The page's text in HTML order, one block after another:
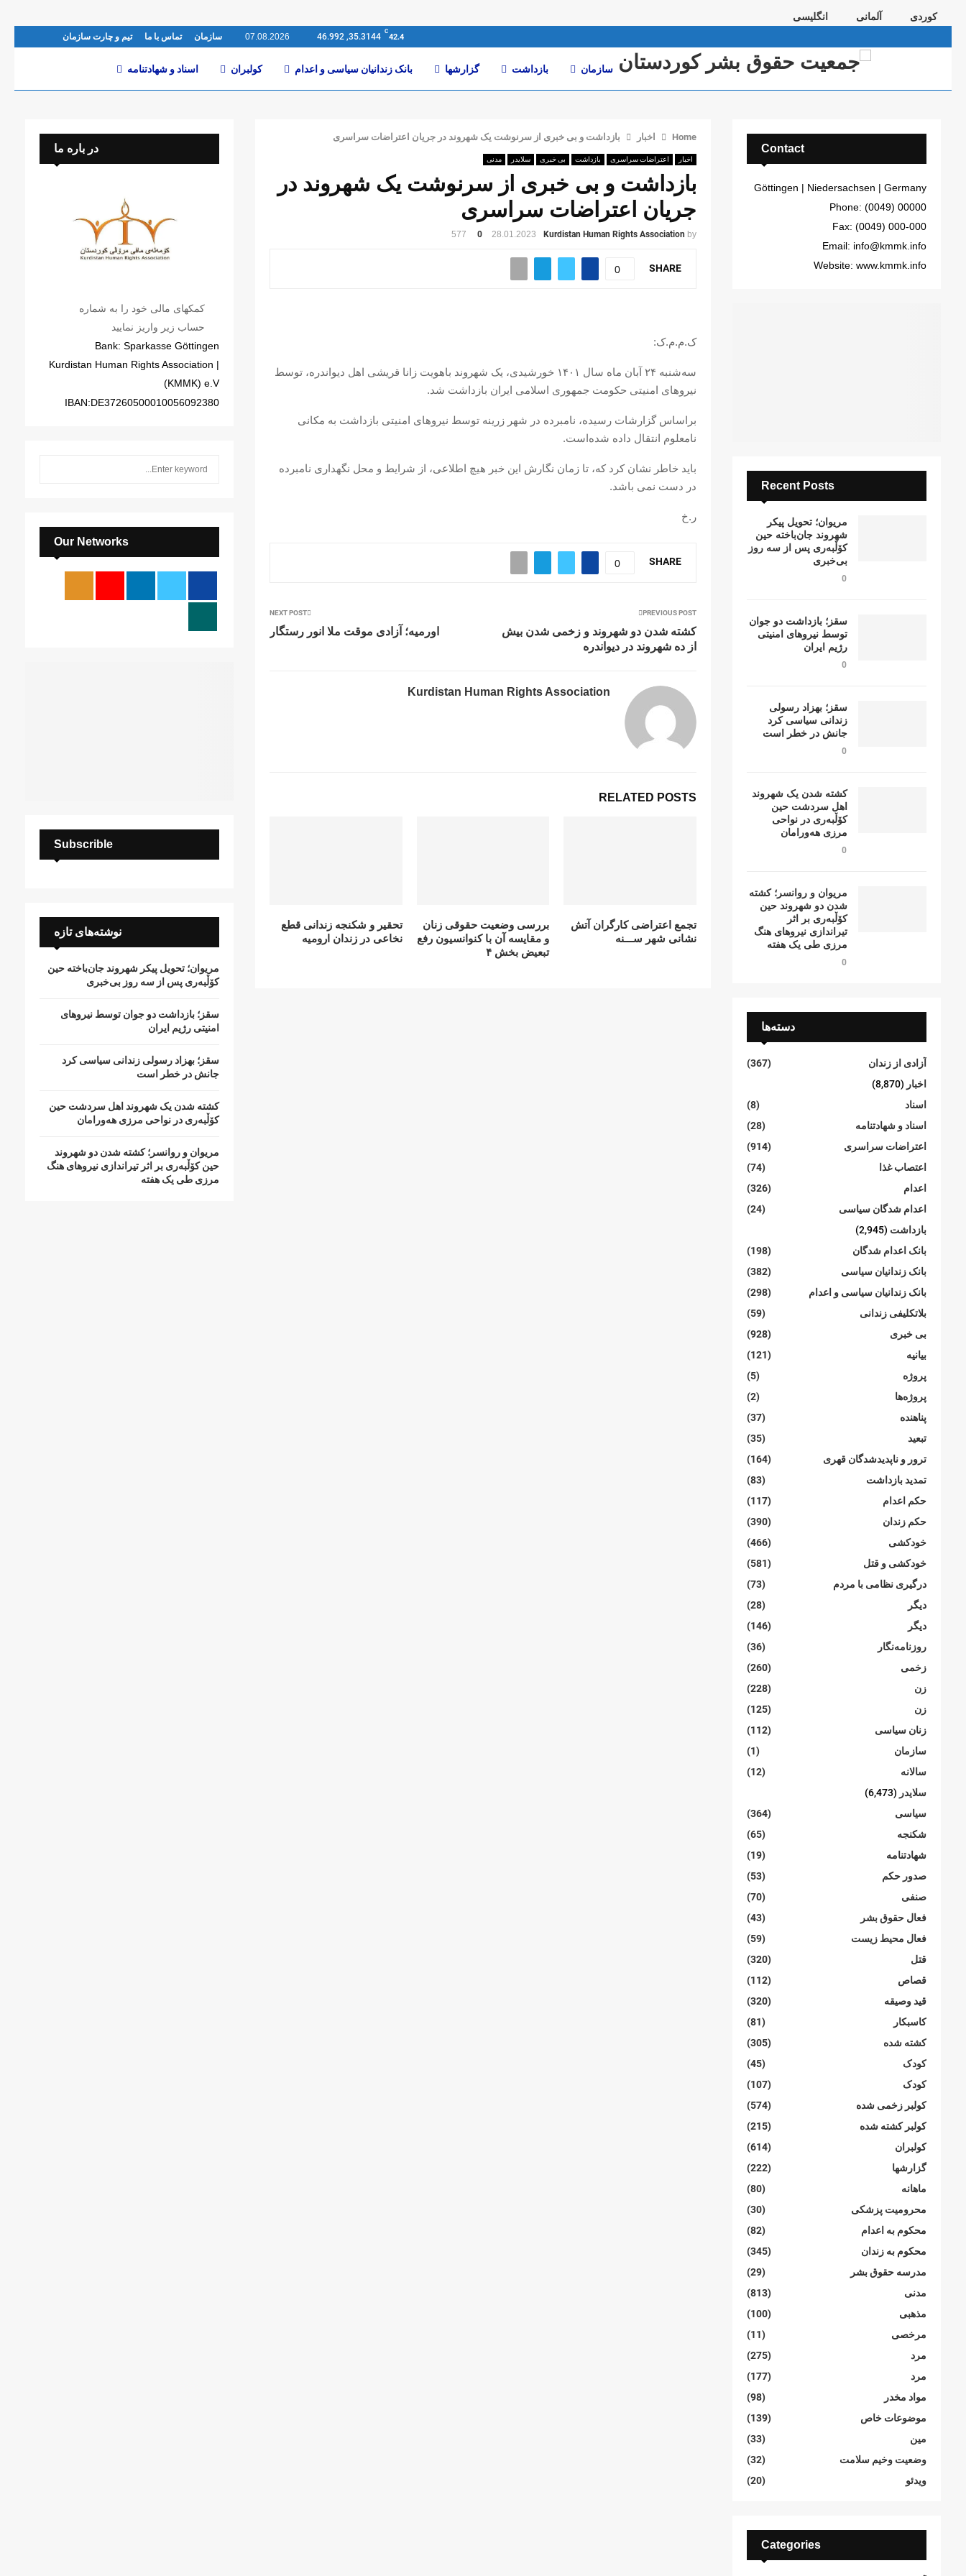
کوردی آلمانی
انگلیسی
42.4
C
35.3144, 46.992
07.08.2026 سازمان تماس با ما تیم و چارت سازمان
سازمان بازداشت گزارشها بانک زندانیان سیاسی و اعدام کولبران اسناد و شهادتنامە
Home اخبار بازداشت و بی خبری از سرنوشت یک شهروند در جریان اعتراضات سراسری
اخبار اعتراضات سراسری بازداشت بی خبری سلایدر مدنی
بازداشت و بی خبری از سرنوشت یک شهروند در
جریان اعتراضات سراسری
by
Kurdistan Human Rights Association
28.01.2023
0
577
SHARE
0
ک.م.م.ک:
سه‌شنبه ۲۴ آبان ماه سال ۱۴۰۱ خورشیدی، یک شهروند باهویت زانا قریشی اهل دیواندره، توسط
نیروهای امنیتی حکومت جمهوری اسلامی ایران بازداشت شد.
براساس گزارشات رسیده، نامبرده در شهر زرینه توسط نیروهای امنیتی بازداشت به مکانی
نامعلوم انتقال داده شده‌است.
باید خاطر نشان کرد کە، تا زمان نگارش این خبر هیچ اطلاعی، از شرایط و محل نگهداری نامبرده
در دست نمی باشد.
ر.خ
SHARE
0
PREVIOUS POST
کشته شدن دو شهروند و زخمی شدن بیش
از ده شهروند در دیواندره
NEXT POST
اورمیه؛ آزادی موقت ملا انور رستگار
Kurdistan Human Rights Association
RELATED POSTS
تجمع اعتراضی کارگران آتش
نشانی شهر ســـنە
بررسی وضعیت حقوقی زنان
و مقایسە آن با کنوانسیون رفع
تبعیض بخش ۴
تحقير و شكنجه زندانى قطع
نخاعى در زندان اروميه
Contact
Göttingen | Niedersachsen | Germany
Phone: (0049) 00000
Fax: (0049) 000-000
Email: info@kmmk.info
Website: www.kmmk.info
Recent Posts
مریوان؛ تحویل پیکر
شهروند جان‌باخته حین
کۆڵبەری پس از سە روز
بی‌خبری
0
سقز؛ بازداشت دو جوان
توسط نیروهای امنیتی
رژیم ایران
0
سقز؛ بهزاد رسولی
زندانی سیاسی کرد
جانش در خطر است
0
کشتە شدن یک شهروند
اهل سردشت حین
کۆڵبەری در نواحی
مرزی هەورامان
0
مریوان و روانسر؛ کشته
شدن دو شهروند حین
کۆڵبەری بر اثر
تیراندازی نیروهای هنگ
مرزی طی یک هفته
0
دسته‌ها
آزادی از زندان
(367)
اخبار (8,870)
اسناد
(8)
اسناد و شهادتنامە
(28)
اعتراضات سراسری
(914)
اعتصاب غذا
(74)
اعدام
(326)
اعدام شدگان سیاسی
(24)
بازداشت (2,945)
بانک اعدام شدگان
(198)
بانک زندانیان سیاسی
(382)
بانک زندانیان سیاسی و اعدام
(298)
بلاتکلیفی زندانی
(59)
بی خبری
(928)
بیانیە
(121)
پروژە
(5)
پروژەها
(2)
پناهنده
(37)
تبعید
(35)
ترور و ناپدیدشدگان قهری
(164)
تمدید بازداشت
(83)
حکم اعدام
(117)
حکم زندان
(390)
خودکشی
(466)
خودکشی و قتل
(581)
درگیری نظامی با مردم
(73)
دیگر
(28)
دیگر
(146)
روزنامەنگار
(36)
زخمی
(260)
زن
(228)
زن
(125)
زنان سیاسی
(112)
سازمان
(1)
سالانە
(12)
سلایدر (6,473)
سیاسی
(364)
شکنجە
(65)
شهادتنامە
(19)
صدور حکم
(53)
صنفی
(70)
فعال حقوق بشر
(43)
فعال محیط زیست
(59)
قتل
(320)
قصاص
(112)
قید وصیقه
(320)
کاسبکار
(81)
کشته شده
(305)
کودک
(45)
کودک
(107)
کولبر زخمی شدە
(574)
کولبر کشتە شدە
(215)
کولبران
(614)
گزارشها
(222)
ماهانە
(80)
محرومیت پزشکی
(30)
محکوم بە اعدام
(82)
محکوم بە زندان
(345)
مدرسە حقوق بشر
(29)
مدنی
(813)
مذهبی
(100)
مرخصی
(11)
مرد
(275)
مرد
(177)
مواد مخدر
(98)
موضوعات خاص
(139)
مین
(33)
وضعیت وخیم سلامت
(32)
ویدئو
(20)
Categories
در باره ما
کمکهای مالی خود را به شماره
حساب زیر واریز نمایید
Bank: Sparkasse Göttingen
| Kurdistan Human Rights Association
(KMMK) e.V
IBAN:DE37260500010056092380
:
A
R
Our Networks
Subscrible
نوشته‌های تازه
مریوان؛ تحویل پیکر شهروند جان‌باخته حین
کۆڵبەری پس از سە روز بی‌خبری
سقز؛ بازداشت دو جوان توسط نیروهای
امنیتی رژیم ایران
سقز؛ بهزاد رسولی زندانی سیاسی کرد
جانش در خطر است
کشتە شدن یک شهروند اهل سردشت حین
کۆڵبەری در نواحی مرزی هەورامان
مریوان و روانسر؛ کشته شدن دو شهروند
حین کۆڵبەری بر اثر تیراندازی نیروهای هنگ
مرزی طی یک هفته